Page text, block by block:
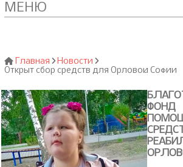
МЕНЮ
Главная
Новости
Открыт сбор средств для Орловой Софии